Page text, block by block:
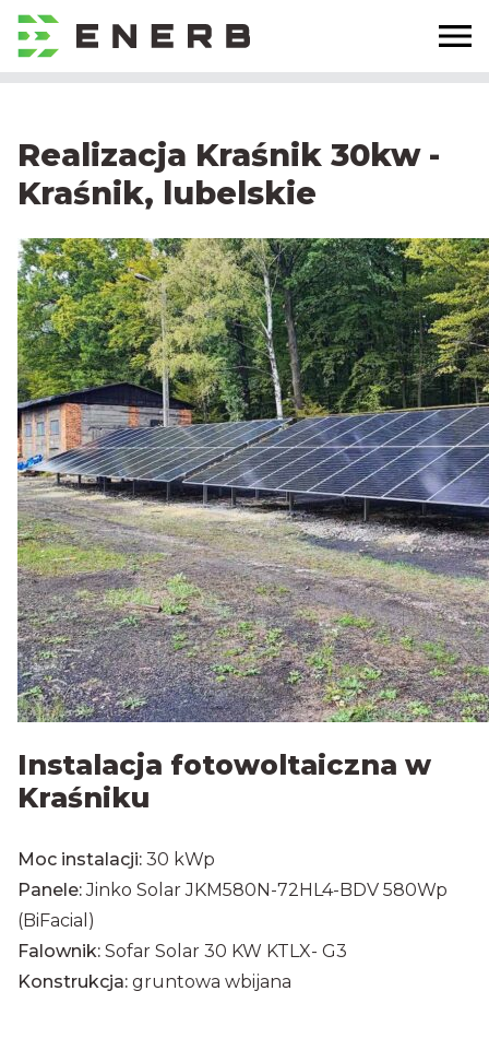
Realizacja Kraśnik 30kw -
Kraśnik, lubelskie
Instalacja fotowoltaiczna w
Kraśniku
Moc instalacji: 30 kWp
Panele: Jinko Solar JKM580N-72HL4-BDV 580Wp
(BiFacial)
Falownik: Sofar Solar 30 KW KTLX- G3
Konstrukcja: gruntowa wbijana